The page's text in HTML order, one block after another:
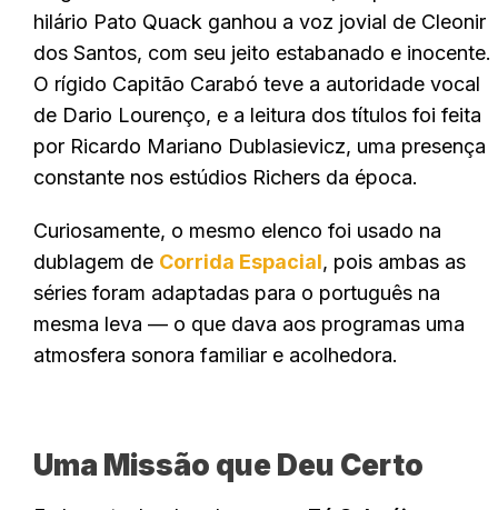
hilário Pato Quack ganhou a voz jovial de Cleonir
dos Santos, com seu jeito estabanado e inocente.
O rígido Capitão Carabó teve a autoridade vocal
de Dario Lourenço, e a leitura dos títulos foi feita
por Ricardo Mariano Dublasievicz, uma presença
constante nos estúdios Richers da época.
Curiosamente, o mesmo elenco foi usado na
dublagem de Corrida Espacial, pois ambas as
séries foram adaptadas para o português na
mesma leva — o que dava aos programas uma
atmosfera sonora familiar e acolhedora.
Uma Missão que Deu Certo